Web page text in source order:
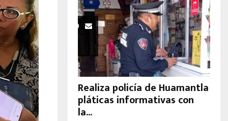
Realiza policía de Huamantla
pláticas informativas con
la...